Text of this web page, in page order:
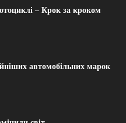
– Крок за кроком
автомобільних марок